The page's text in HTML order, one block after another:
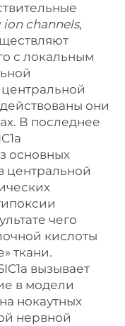
channels,
с локальным
они
В последнее
основных
центральной
чего
кислоты
ткани.
вызывает
в модели
нокаутных
нервной